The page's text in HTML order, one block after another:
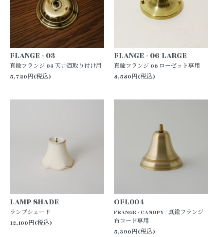
FLANGE - 03
真鍮フランジ 03 天井直取り付け用
5,720円(税込)
FLANGE - 06 LARGE
真鍮フランジ 06 ローゼット専用
8,580円(税込)
LAMP SHADE
ランプシェード
12,100円(税込)
OFL004
FRANGE - CANOPY / 真鍮フランジ
布コード専用
5,390円(税込)